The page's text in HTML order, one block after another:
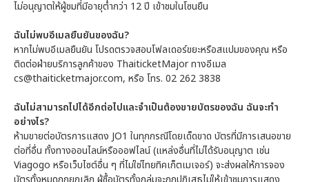
ไม่อนุญาตให้ผู้ชมที่มีอายุต่ำกว่า 12 ปี เข้าชมในโซนยืน
ฉันไม่พบอีเมลยืนยันของฉัน?
หากไม่พบอีเมลยืนยัน โปรดตรวจสอบโฟลเดอร์ขยะหรือสแปมของคุณ หรือ
ติดต่อฝ่ายบริการลูกค้าของ ThaiticketMajor ทางอีเมล
cs@thaiticketmajor.com, หรือ โทร. 02 262 3838
ฉันไม่สามารถไปได้อีกต่อไปและจำเป็นต้องขายบัตรของฉัน ฉันจะทำ
อย่างไร?
ห้ามขายต่อบัตรการแสดง JO1 ในทุกกรณีโดยเด็ดขาด บัตรที่มีการเสนอขาย
ต่อที่อื่น ทั้งทางออนไลน์หรือออฟไลน์ (แหล่งอื่นที่ไม่ได้รับอนุญาต เช่น
Viagogo หรือเว็บไซต์อื่น ๆ ที่ไม่ใช่ไทยทิคเก็ตเมเจอร์) จะส่งผลให้การจอง